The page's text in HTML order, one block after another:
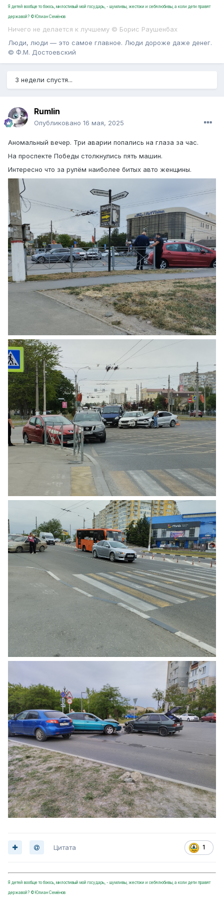
Я детей вообще то боюсь, милостивый мой государь, - шумливы, жестоки и себялюбивы, а коли дети правят
державой? ©Юлиан Семёнов
Ничего не делается к лучшему © Борис Раушенбах
Люди, люди — это самое главное. Люди дороже даже денег.
© Ф.М. Достоевский
3 недели спустя...
Rumlin
Опубликовано 16 мая, 2025
Аномальный вечер. Три аварии попались на глаза за час.
На проспекте Победы столкнулись пять машин.
Интересно что за рулём наиболее битых авто женщины.
1
Цитата
Я детей вообще то боюсь, милостивый мой государь, - шумливы, жестоки и себялюбивы, а коли дети правят
державой? ©Юлиан Семёнов